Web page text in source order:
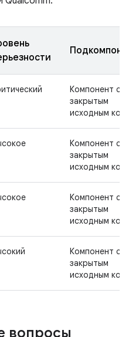
Компонент с
закрытым
исходным
Компонент с
закрытым
исходным
Компонент с
закрытым
исходным
Компонент с
закрытым
исходным
вопросы